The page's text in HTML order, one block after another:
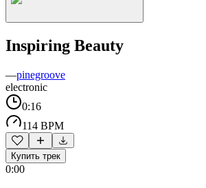
Inspiring Beauty
—pinegroove
electronic
0:16
114 BPM
Купить трек
0:00